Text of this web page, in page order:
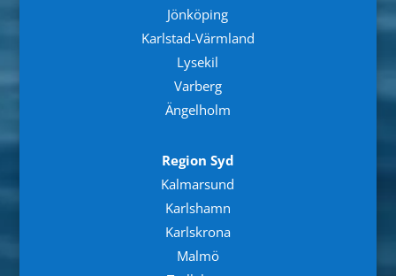
Jönköping
Karlstad-Värmland
Lysekil
Varberg
Ängelholm
Region Syd
Kalmarsund
Karlshamn
Karlskrona
Malmö